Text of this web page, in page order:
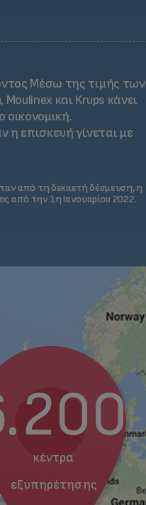
Μέσω της τιμής των
και Krups κάνει
οικονομική.
η επισκευή γίνεται με
από τη δεκαετή δέσμευση, η
από την 1η Ιανουαρίου 2022.
κέντρα
εξυπηρέτησης